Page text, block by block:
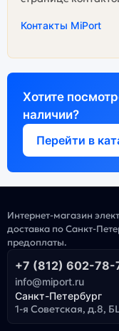
Контакты MiPort
Хотите
наличии?
Перейти в
Интернет-магазин
доставка по Санкт-
предоплаты.
+7 (812) 602-78-
info@miport.ru
Санкт-Петербург
1-я Советская, д.8,